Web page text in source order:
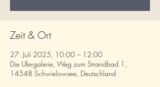
Zeit & Ort
27. Juli 2025, 10:00 – 12:00
Die Ufergalerie, Weg zum Strandbad 1,
14548 Schwielowsee, Deutschland